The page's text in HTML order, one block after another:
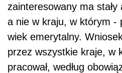
zainteresowany ma
a nie w kraju, w którym -
wiek emerytalny.
przez wszystkie kraje, w
pracował, według